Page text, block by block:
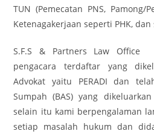
TUN (Pemecatan PNS, Pamong/
Ketenagakerjaan seperti PHK, dan
S.F.S & Partners Law
pengacara terdaftar yang
Advokat yaitu PERADI dan
Sumpah (BAS) yang
selain itu kami berpengalaman
setiap masalah hukum dan